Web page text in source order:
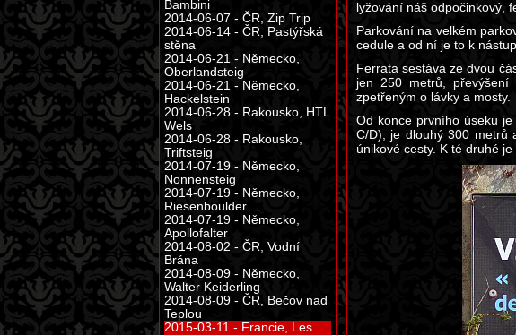
lyžování náš odpočinkový,
Parkování na velkém
cedule a od ní je to k
Ferrata sestává ze dvou
jen 250 metrů, převýšení
zpetřeným o lávky a mosty.
Od konce prvního úseku
C/D), je dlouhý 300 metrů
únikové cesty. K té druhé
Bambini
2014-06-07 - ČR, Zip Trip
2014-06-14 - ČR, Pastýřská
stěna
2014-06-21 - Německo,
Oberlandsteig
2014-06-21 - Německo,
Hackelstein
2014-06-28 - Rakousko, HTL
Wels
2014-06-28 - Rakousko,
Triftsteig
2014-07-19 - Německo,
Nonnensteig
2014-07-19 - Německo,
Riesenboulder
2014-07-19 - Německo,
Apollofalter
2014-08-02 - ČR, Vodní
Brána
2014-08-09 - Německo,
Walter Keiderling
2014-08-09 - ČR, Bečov nad
Teplou
2015-03-11 - Francie, Les